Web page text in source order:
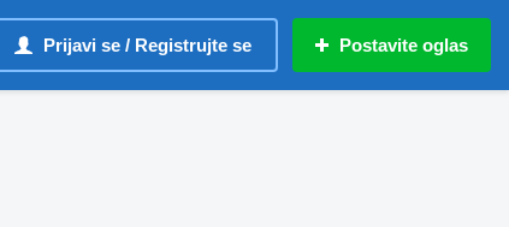
Prijavi se / Registrujte se Postavite oglas